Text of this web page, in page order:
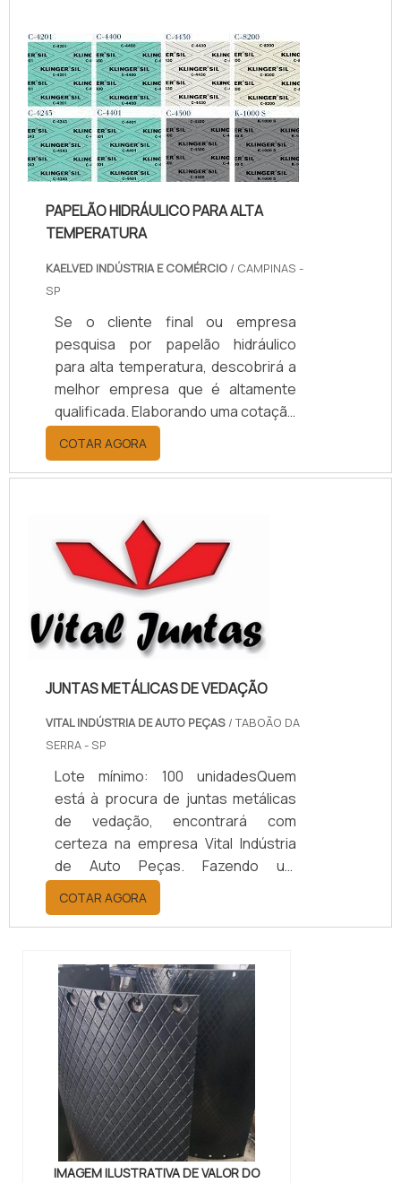
temperatura, com os colaboradores
da kaelved obterá excelente custo-
benefício com assessoria técnica
especializada.UM POUCO MAIS
SOBRE JUNTAS DE TEFLON
TEMPERA...
PAPELÃO HIDRÁULICO PARA ALTA
TEMPERATURA
KAELVED INDÚSTRIA E COMÉRCIO / CAMPINAS -
SP
Se o cliente final ou empresa
pesquisa por papelão hidráulico
para alta temperatura, descobrirá a
melhor empresa que é altamente
qualificada. Elaborando uma cotação
por meio da plataforma e
descobrindo a melhor referência do
mercado.MAIS INFORMAÇÕES
HIDRÁULICO PARA ALTA
TEMPERATURASe alguém pesquisar
papelão hidráulico para alta
temperatura encontra na internet a
kaelved. Uma empresa com alto
know-how em laudos ...
COTAR AGORA
JUNTAS METÁLICAS DE VEDAÇÃO
VITAL INDÚSTRIA DE AUTO PEÇAS / TABOÃO DA
SERRA - SP
Lote mínimo: 100 unidadesQuem
está à procura de juntas metálicas
de vedação, encontrará com
certeza na empresa Vital Indústria
de Auto Peças. Fazendo um
orçamento por meio da maior
empresa da área, é possível achar a
sofisticação, qualidade e preço
questão é juntas metálicas de
vedação, com a melhor mão de obra
da Vital Indústria de Auto Peças, o
cliente receberá ótima qualidade
com responsabilidade ambient...
COTAR AGORA
IMAGEM ILUSTRATIVA DE VALOR DO